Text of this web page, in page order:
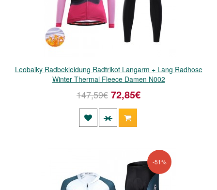
Leobaiky Radbekleidung Radtrikot Langarm + Lang Radhose
Winter Thermal Fleece Damen N002
147,59€ 72,85€
-51%